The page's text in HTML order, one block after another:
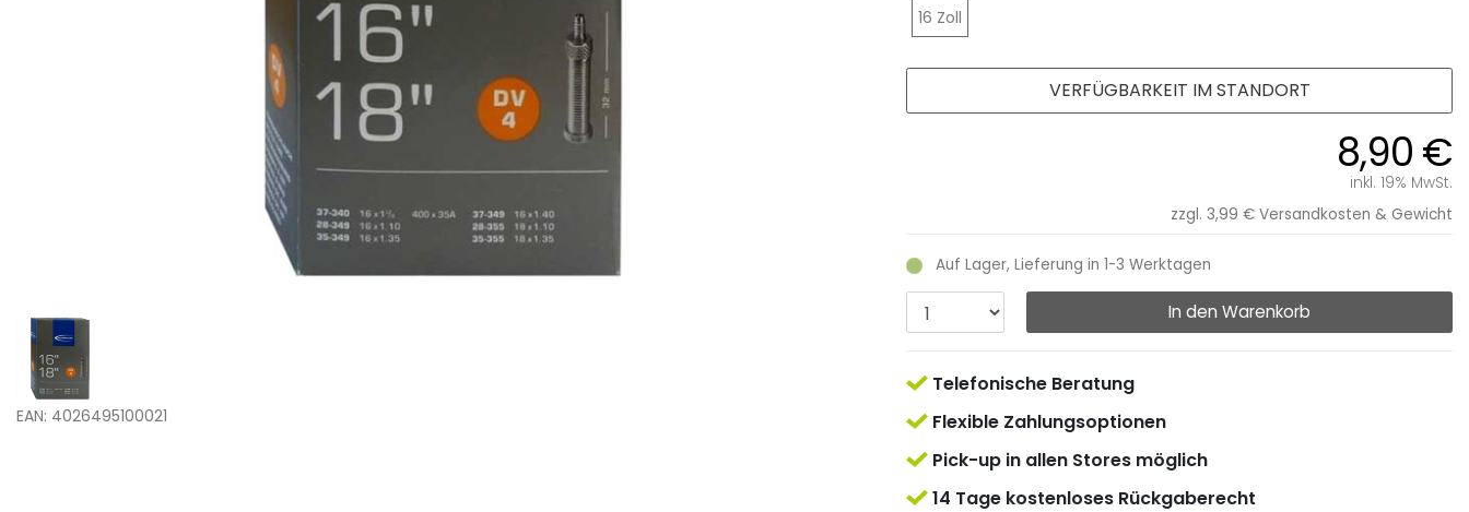
EAN: 4026495100021
16 Zoll
8,90 €
inkl. 19% MwSt.
zzgl. 3,99 € Versandkosten & Gewicht
Auf Lager, Lieferung in 1-3 Werktagen
In den Warenkorb
VERFÜGBARKEIT IM STANDORT
Telefonische Beratung
Flexible Zahlungsoptionen
Pick-up in allen Stores möglich
14 Tage kostenloses Rückgaberecht